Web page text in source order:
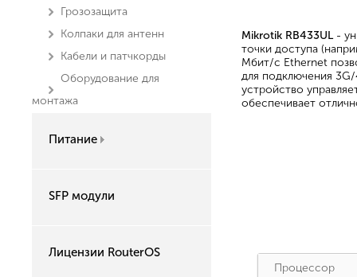
Грозозащита
Колпаки для антенн
Кабели и патчкорды
Оборудование для
монтажа
Питание
SFP модули
Лицензии RouterOS
Mikrotik RB433UL-
точки доступа
Мбит/c Ethernet
для подключения
устройство
обеспечивает
Процессор